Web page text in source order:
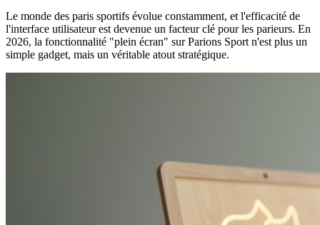
Le monde des paris sportifs évolue constamment, et l'efficacité de
l'interface utilisateur est devenue un facteur clé pour les parieurs. En
2026, la fonctionnalité "plein écran" sur Parions Sport n'est plus un
simple gadget, mais un véritable atout stratégique.